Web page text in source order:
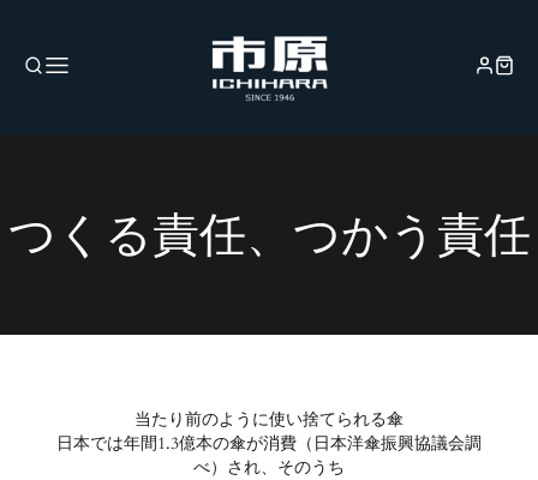
つくる責任、つかう責任
当たり前のように使い捨てられる傘
日本では年間1.3億本の傘が消費（日本洋傘振興協議会調
べ）され、そのうち